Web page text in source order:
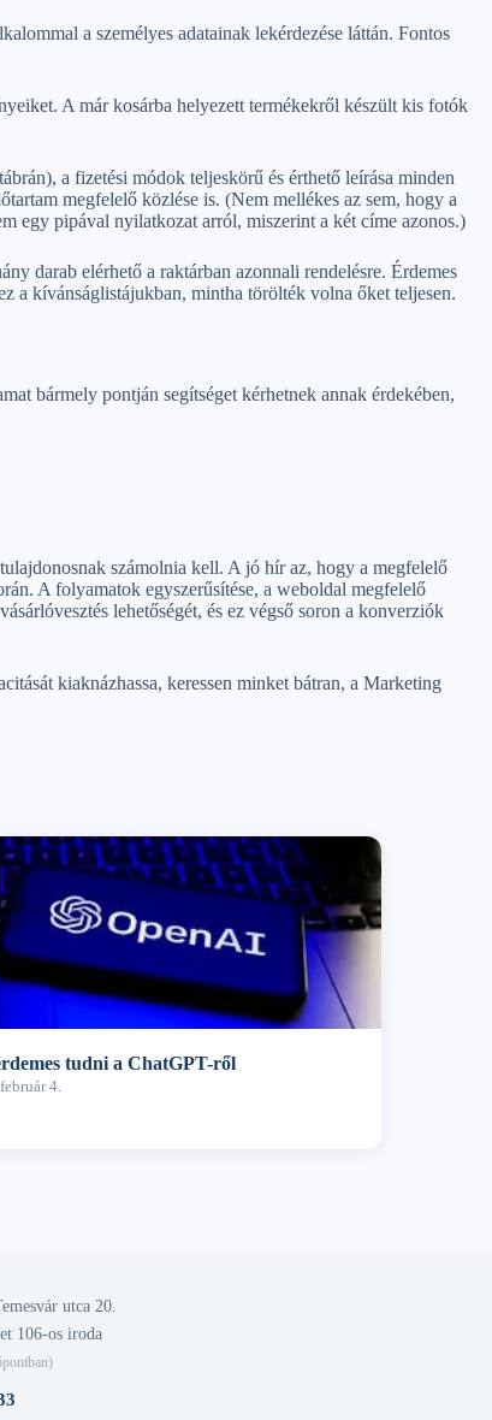
a személyes adatainak lekérdezése láttán. Fontos
A már kosárba helyezett termékekről készült kis fotók
a fizetési módok teljeskörű és érthető leírása minden
megfelelő közlése is. (Nem mellékes az sem, hogy a
egy pipával nyilatkozat arról, miszerint a két címe azonos.)
darab elérhető a raktárban azonnali rendelésre. Érdemes
a kívánságlistájukban, mintha törölték volna őket teljesen.
bármely pontján segítséget kérhetnek annak érdekében,
számolnia kell. A jó hír az, hogy a megfelelő
A folyamatok egyszerűsítése, a weboldal megfelelő
lehetőségét, és ez végső soron a konverziók
kiaknázhassa, keressen minket bátran, a Marketing
tudni a ChatGPT-ről
4.
utca 20.
106-os iroda